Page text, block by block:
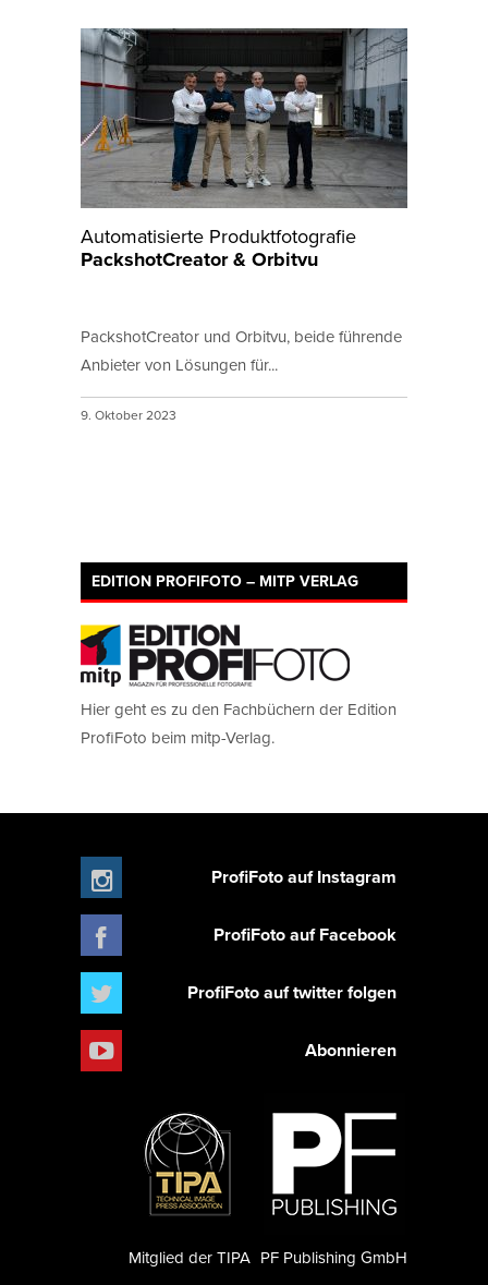
Automatisierte Produktfotografie
PackshotCreator & Orbitvu
PackshotCreator und Orbitvu, beide führende
Anbieter von Lösungen für...
9. Oktober 2023
EDITION PROFIFOTO – MITP VERLAG
Hier geht es zu den Fachbüchern der Edition
ProfiFoto beim mitp-Verlag.
ProfiFoto auf Instagram
ProfiFoto auf Facebook
ProfiFoto auf twitter folgen
Abonnieren
PF Publishing GmbH
Mitglied der TIPA